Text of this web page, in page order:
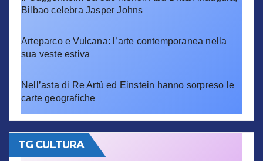
Bilbao celebra Jasper Johns
Arteparco e Vulcana: l’arte contemporanea nella
sua veste estiva
Nell’asta di Re Artù ed Einstein hanno sorpreso le
carte geografiche
TG CULTURA